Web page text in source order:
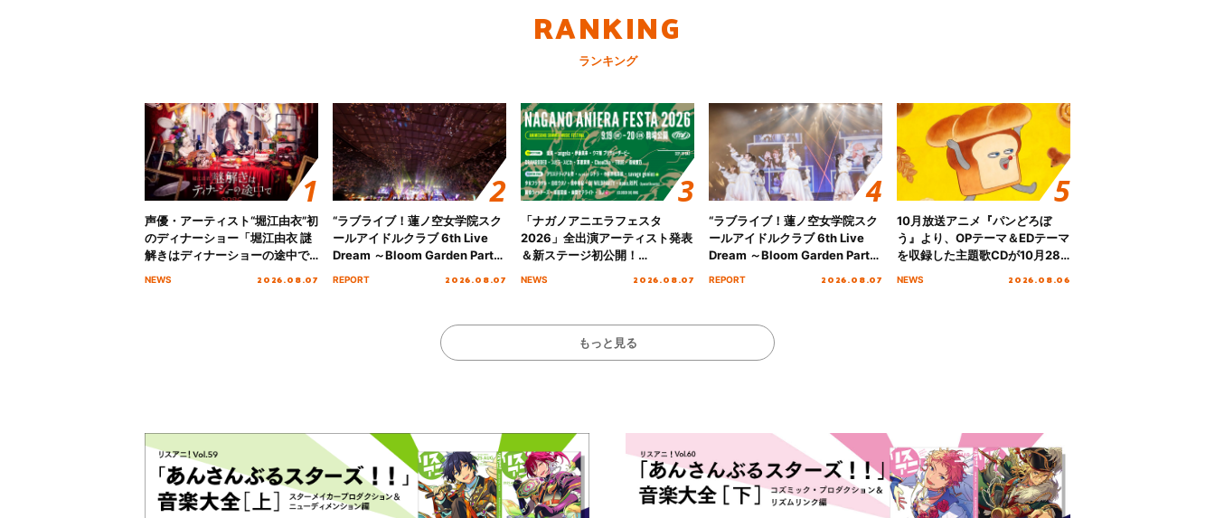
RANKING
ランキング
声優・アーティスト“堀江由衣”初
のディナーショー「堀江由衣 謎
解きはディナーショーの途中で
NEWS 2026.08.07
“ラブライブ！蓮ノ空女学院スク
ールアイドルクラブ 6th Live
Dream ～Bloom Garden Party
REPORT 2026.08.07
「ナガノアニエラフェスタ
2026」全出演アーティスト発表
＆新ステージ初公開！
NEWS 2026.08.07
“ラブライブ！蓮ノ空女学院スク
ールアイドルクラブ 6th Live
Dream ～Bloom Garden Party
REPORT 2026.08.07
10月放送アニメ『パンどろぼ
う』より、OPテーマ＆EDテーマ
を収録した主題歌CDが10月28
NEWS 2026.08.06
もっと見る